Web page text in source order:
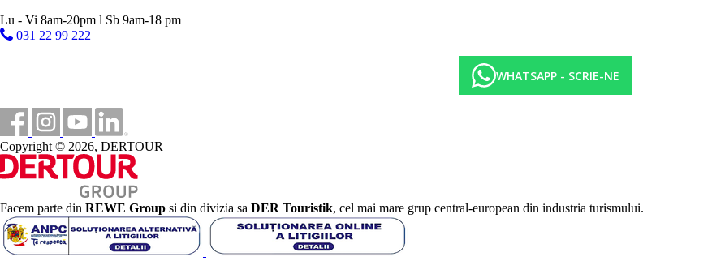
140 km
Distanta de cel mai apropiat aeroport
Magazine
80 m
Distanta pana la plaja
Sezlonguri si umbrele gratuite pe plaja
Hotel langa plaja
Vacanta la plaja
Lu - Vi 8am-20pm l Sb 9am-18 pm
031 22 99 222
WHATSAPP - SCRIE-NE
Copyright © 2026, DERTOUR
Facem parte din REWE Group si din divizia sa DER Touristik, cel mai mare grup central-european din industria turismului.